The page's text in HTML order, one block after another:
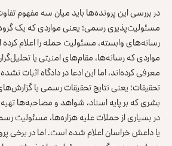
در بررسی این پرونده‌ها باید میان سه مفهوم
مسئولیت‌پذیری رسمی؛ یعنی مواردی که یک گروه
رسانه‌های وابسته، مسئولیت حمله را اعلام
مواردی که رسانه‌ها، مقام‌های امنیتی یا
معرفی کرده‌اند، اما این ادعا در دادگاه اثبات
تحقیقات؛ یعنی نتایج تحقیقات رسمی یا
بشری که بر پایه اسناد، شواهد و مصاحبه‌ها
در بسیاری از حملات علیه هزاره‌ها، مسئولیت
یا داعش خراسان اعلام شده است. اما در برخی